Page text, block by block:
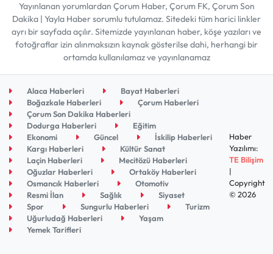
Yayınlanan yorumlardan Çorum Haber, Çorum FK, Çorum Son
Dakika | Yayla Haber sorumlu tutulamaz. Sitedeki tüm harici linkler
ayrı bir sayfada açılır. Sitemizde yayınlanan haber, köşe yazıları ve
fotoğraflar izin alınmaksızın kaynak gösterilse dahi, herhangi bir
ortamda kullanılamaz ve yayınlanamaz
Alaca Haberleri
Bayat Haberleri
Boğazkale Haberleri
Çorum Haberleri
Çorum Son Dakika Haberleri
Dodurga Haberleri
Eğitim
Ekonomi
Güncel
İskilip Haberleri
Kargı Haberleri
Kültür Sanat
Laçin Haberleri
Mecitözü Haberleri
Oğuzlar Haberleri
Ortaköy Haberleri
Osmancık Haberleri
Otomotiv
Resmi İlan
Sağlık
Siyaset
Spor
Sungurlu Haberleri
Turizm
Uğurludağ Haberleri
Yaşam
Yemek Tarifleri
Haber
Yazılımı:
TE Bilişim
|
Copyright
© 2026